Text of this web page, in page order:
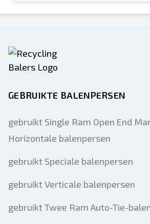
GEBRUIKTE BALENPERSEN
gebruikt Single Ram Open End
Horizontale balenpersen
gebruikt Speciale balenpersen
gebruikt Verticale balenpersen
gebruikt Twee Ram Auto-Tie-